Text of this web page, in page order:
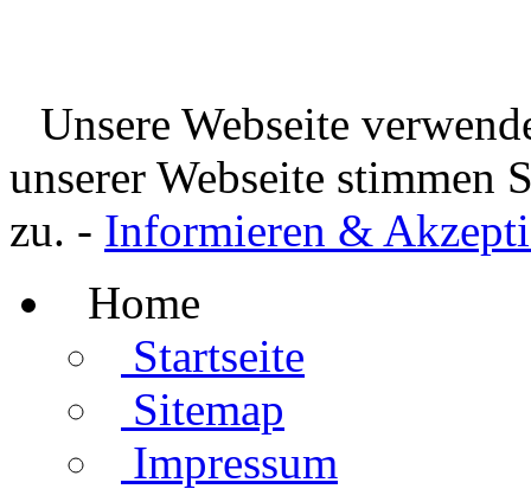
Unsere Webseite
unserer Webseite stimmen
zu. - Informieren &
Home
Startseite
Sitemap
Impressum